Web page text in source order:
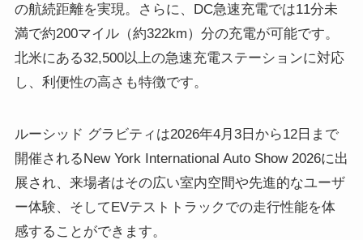
の航続距離を実現。さらに、DC急速充電では11分未
満で約200マイル（約322km）分の充電が可能です。
北米にある32,500以上の急速充電ステーションに対応
し、利便性の高さも特徴です。
ルーシッド グラビティは2026年4月3日から12日まで
開催されるNew York International Auto Show 2026に出
展され、来場者はその広い室内空間や先進的なユーザ
ー体験、そしてEVテストトラックでの走行性能を体
感することができます。